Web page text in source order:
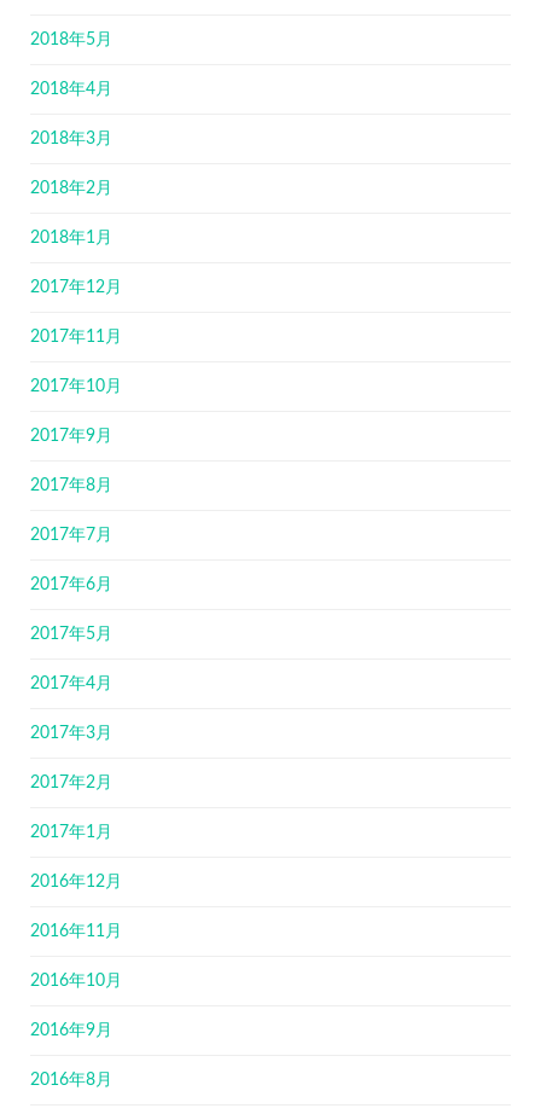
2018年5月
2018年4月
2018年3月
2018年2月
2018年1月
2017年12月
2017年11月
2017年10月
2017年9月
2017年8月
2017年7月
2017年6月
2017年5月
2017年4月
2017年3月
2017年2月
2017年1月
2016年12月
2016年11月
2016年10月
2016年9月
2016年8月